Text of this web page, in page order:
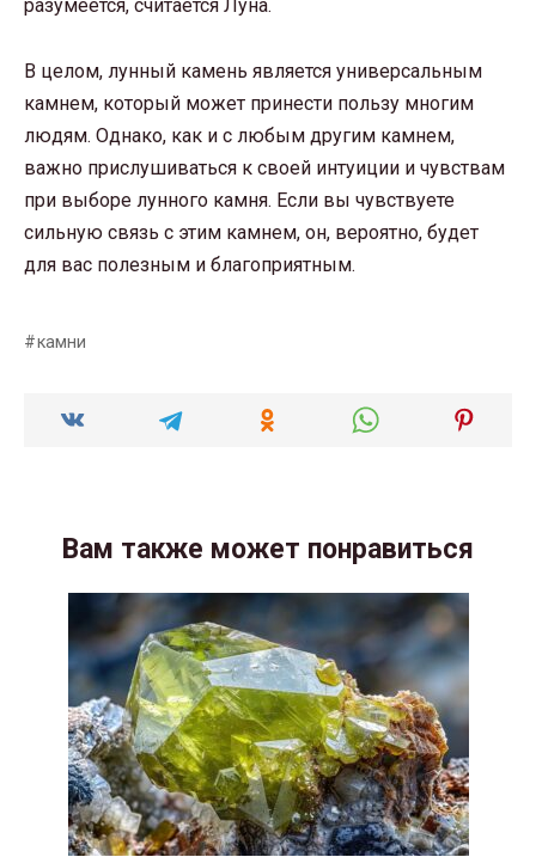
разумеется, считается Луна.
В целом, лунный камень является универсальным
камнем, который может принести пользу многим
людям. Однако, как и с любым другим камнем,
важно прислушиваться к своей интуиции и чувствам
при выборе лунного камня. Если вы чувствуете
сильную связь с этим камнем, он, вероятно, будет
для вас полезным и благоприятным.
камни
Вам также может понравиться